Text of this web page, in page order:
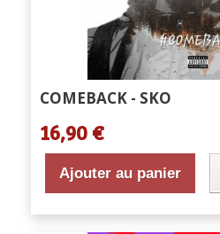
COMEBACK - SKO
16,90 €
Ajouter au panier